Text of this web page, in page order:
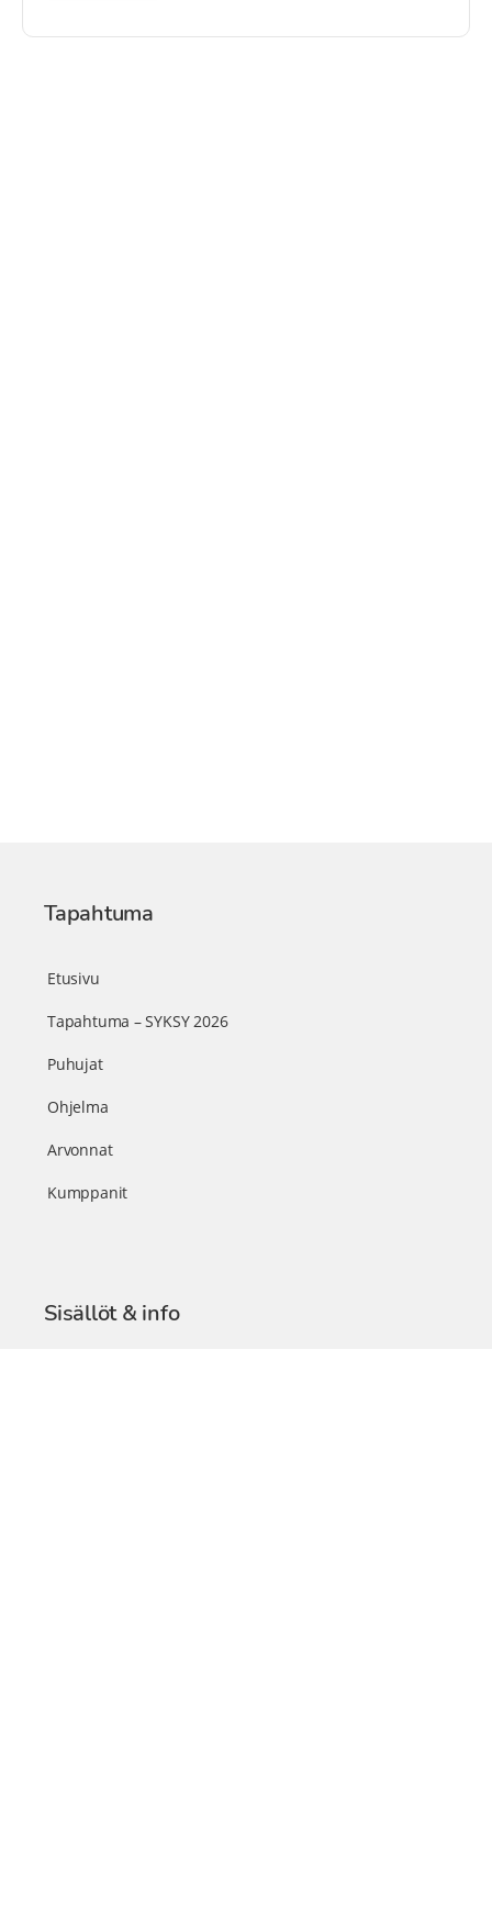
Tapahtuma
Etusivu
Tapahtuma – SYKSY 2026
Puhujat
Ohjelma
Arvonnat
Kumppanit
Sisällöt & info